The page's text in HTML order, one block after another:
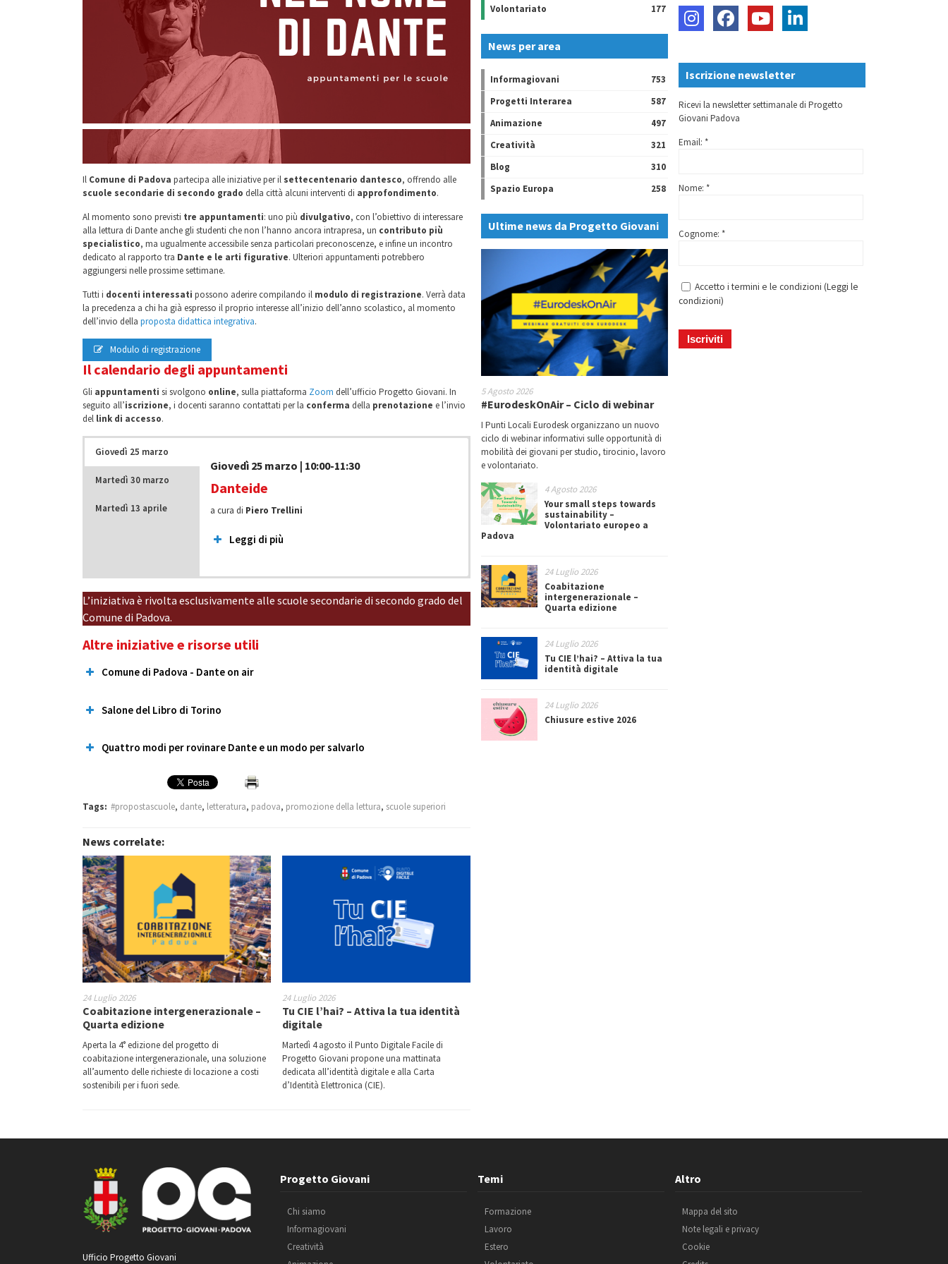
Il Comune di Padova partecipa alle iniziative per il settecentenario dantesco, offrendo alle
scuole secondarie di secondo grado della città alcuni interventi di approfondimento.
Al momento sono previsti tre appuntamenti: uno più divulgativo, con l’obiettivo di interessare
alla lettura di Dante anche gli studenti che non l’hanno ancora intrapresa, un contributo più
specialistico, ma ugualmente accessibile senza particolari preconoscenze, e infine un incontro
dedicato al rapporto tra Dante e le arti figurative. Ulteriori appuntamenti potrebbero
aggiungersi nelle prossime settimane.
Tutti i docenti interessati possono aderire compilando il modulo di registrazione. Verrà data
la precedenza a chi ha già espresso il proprio interesse all’inizio dell’anno scolastico, al momento
dell’invio della proposta didattica integrativa.
Modulo di registrazione
Il calendario degli appuntamenti
Gli appuntamenti si svolgono online, sulla piattaforma Zoom dell’ufficio Progetto Giovani. In
seguito all’iscrizione, i docenti saranno contattati per la conferma della prenotazione e l’invio
del link di accesso.
Giovedì 25 marzo
Martedì 30 marzo
Martedì 13 aprile
Giovedì 25 marzo | 10:00-11:30
Danteide
a cura di Piero Trellini
Leggi di più
Scarica la guida alla lettura
per le scuole
Martedì 30 marzo | 10:00-11:30
a cura di Laura Banella
Leggi di più
Martedì 13 aprile | 10:00-11:30
a cura di Laura Pasquini
Leggi di più
L’iniziativa è rivolta esclusivamente alle scuole secondarie di secondo grado del
Comune di Padova.
Altre iniziative e risorse utili
Comune di Padova - Dante on air
Scopri di più »
Salone del Libro di Torino
Quattro modi per rovinare Dante e un modo per salvarlo
Tags: #propostascuole, dante, letteratura, padova, promozione della lettura, scuole superiori
News correlate:
24 Luglio 2026
Coabitazione intergenerazionale –
Quarta edizione
Aperta la 4° edizione del progetto di
coabitazione intergenerazionale, una soluzione
all’aumento delle richieste di locazione a costi
sostenibili per i fuori sede.
24 Luglio 2026
Tu CIE l’hai? – Attiva la tua identità
digitale
Martedì 4 agosto il Punto Digitale Facile di
Progetto Giovani propone una mattinata
dedicata all’identità digitale e alla Carta
d’Identità Elettronica (CIE).
Volontariato
177
News per area
Informagiovani
753
Progetti Interarea
587
Animazione
497
Creatività
321
Blog
310
Spazio Europa
258
Ultime news da Progetto Giovani
5 Agosto 2026
#EurodeskOnAir – Ciclo di webinar
I Punti Locali Eurodesk organizzano un nuovo
ciclo di webinar informativi sulle opportunità di
mobilità dei giovani per studio, tirocinio, lavoro
e volontariato.
4 Agosto 2026
Your small steps towards
sustainability –
Volontariato europeo a
Padova
24 Luglio 2026
Coabitazione
intergenerazionale –
Quarta edizione
24 Luglio 2026
Tu CIE l’hai? – Attiva la tua
identità digitale
24 Luglio 2026
Chiusure estive 2026
Iscrizione newsletter
Ricevi la newsletter settimanale di Progetto
Giovani Padova
Email: *
Nome: *
Cognome: *
Accetto i termini e le condizioni (Leggi le
condizioni)
Ufficio Progetto Giovani
Progetto Giovani
Chi siamo
Informagiovani
Creatività
Temi
Formazione
Lavoro
Estero
Altro
Mappa del sito
Note legali e privacy
Cookie